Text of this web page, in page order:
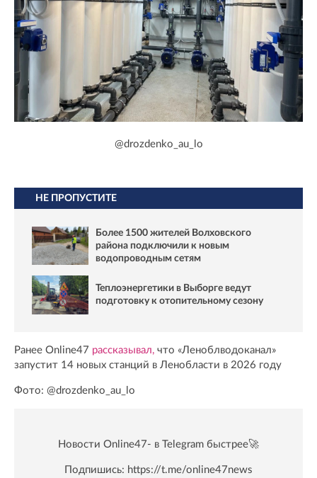
@drozdenko_au_lo
НЕ ПРОПУСТИТЕ
Более 1500 жителей Волховского
района подключили к новым
водопроводным сетям
Теплоэнергетики в Выборге ведут
подготовку к отопительному сезону
Ранее Online47 рассказывал, что «Леноблводоканал»
запустит 14 новых станций в Ленобласти в 2026 году
Фото: @drozdenko_au_lo
Новости Online47- в Telegram быстрее🚀
Подпишись: https://t.me/online47news